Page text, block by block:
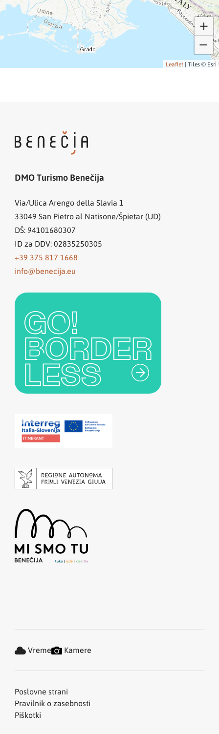
Leaflet | Tiles © Esri
DMO Turismo Benečija
Via/Ulica Arengo della Slavia 1
33049 San Pietro al Natisone/Špietar (UD)
DŠ: 94101680307
ID za DDV: 02835250305
+39 375 817 1668
info@benecija.eu
Poslovne strani
Pravilnik o zasebnosti
Piškotki
Vreme Kamere